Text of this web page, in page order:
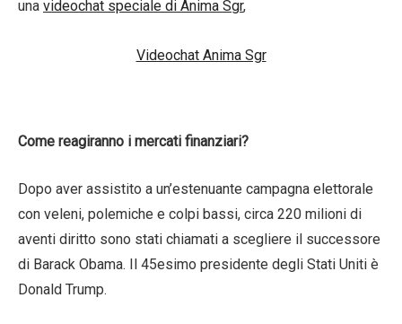
una videochat speciale di Anima Sgr,
Videochat Anima Sgr
Come reagiranno i mercati finanziari?
Dopo aver assistito a un’estenuante campagna elettorale
con veleni, polemiche e colpi bassi, circa 220 milioni di
aventi diritto sono stati chiamati a scegliere il successore
di Barack Obama. Il 45esimo presidente degli Stati Uniti è
Donald Trump.